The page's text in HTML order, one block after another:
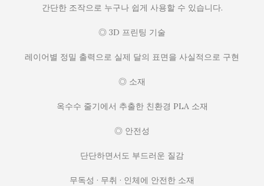
간단한 조작으로 누구나 쉽게 사용할 수 있습니다.
◎ 3D 프린팅 기술
레이어별 정밀 출력으로 실제 달의 표면을 사실적으로 구현
◎ 소재
옥수수 줄기에서 추출한 친환경 PLA 소재
◎ 안전성
단단하면서도 부드러운 질감
무독성 · 무취 · 인체에 안전한 소재